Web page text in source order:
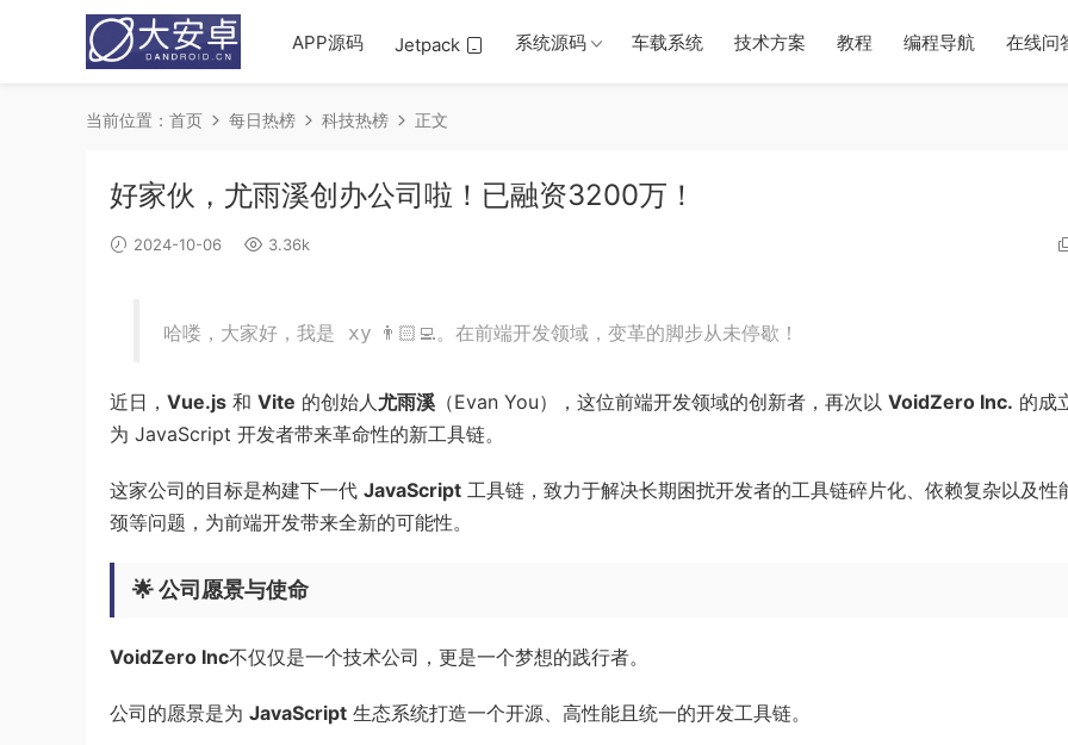
APP源码 Jetpack 系统源码 车载系统 技术方案 教程 编程导航 在线问
当前位置： 首页 每日热榜 科技热榜 正文
好家伙，尤雨溪创办公司啦！已融资3200万！
2024-10-06 3.36k
哈喽，大家好，我是 xy 👨🏻‍💻。在前端开发领域，变革的脚步从未停歇！
近日， Vue.js 和 Vite 的创始人尤雨溪 （Evan You），这位前端开发领域的创新者，再次以 VoidZero Inc. 的成
为 JavaScript 开发者带来革命性的新工具链。
这家公司的目标是构建下一代 JavaScript 工具链，致力于解决长期困扰开发者的工具链碎片化、依赖复杂以及性
颈等问题，为前端开发带来全新的可能性。
🌟 公司愿景与使命
VoidZero Inc不仅仅是一个技术公司，更是一个梦想的践行者。
公司的愿景是为 JavaScript 生态系统打造一个开源、高性能且统一的开发工具链。